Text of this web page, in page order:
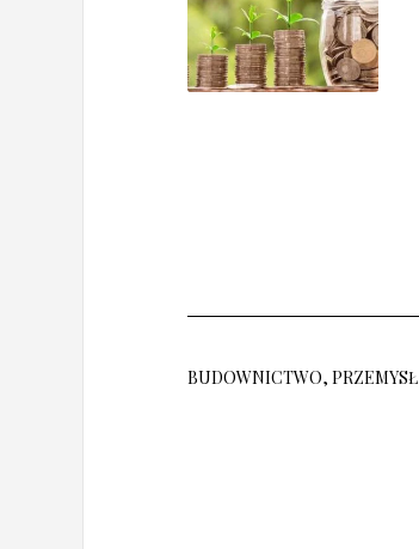
BUDOWNICTWO, PRZEMYSŁ